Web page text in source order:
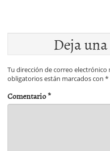
Deja
Tu dirección de correo electrónico
obligatorios están marcados con *
Comentario*